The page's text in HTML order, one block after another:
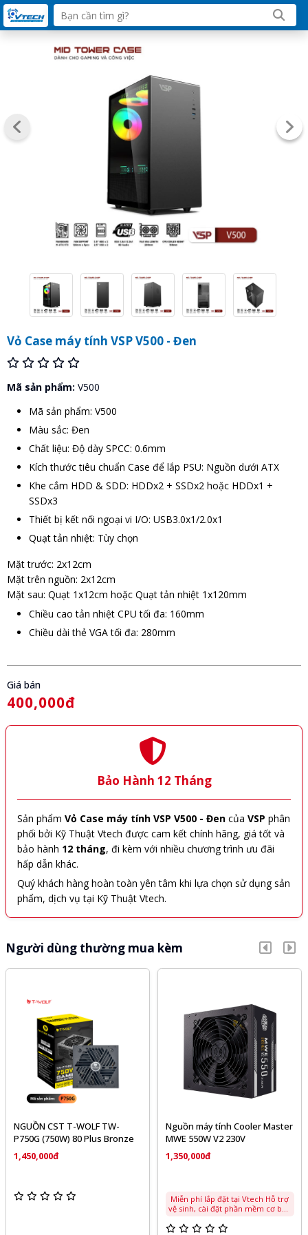
Vỏ Case máy tính VSP V500 - Đen
Mã sản phẩm: V500
Mã sản phẩm: V500
Màu sắc: Đen
Chất liệu: Độ dày SPCC: 0.6mm
Kích thước tiêu chuẩn Case để lắp PSU: Nguồn dưới ATX
Khe cắm HDD & SDD: HDDx2 + SSDx2 hoặc HDDx1 +
SSDx3
Thiết bị kết nối ngoại vi I/O: USB3.0x1/2.0x1
Quạt tản nhiệt: Tùy chọn
Mặt trước: 2x12cm
Mặt trên nguồn: 2x12cm
Mặt sau: Quạt 1x12cm hoặc Quạt tản nhiệt 1x120mm
Chiều cao tản nhiệt CPU tối đa: 160mm
Chiều dài thẻ VGA tối đa: 280mm
Giá bán
400,000đ
Bảo Hành 12 Tháng
Sản phẩm Vỏ Case máy tính VSP V500 - Đen của VSP phân
phối bởi Kỹ Thuật Vtech được cam kết chính hãng, giá tốt và
bảo hành 12 tháng, đi kèm với nhiều chương trình ưu đãi
hấp dẫn khác.
Quý khách hàng hoàn toàn yên tâm khi lựa chọn sử dụng sản
phẩm, dịch vụ tại Kỹ Thuật Vtech.
Người dùng thường mua kèm
NGUỒN CST T-WOLF TW-
P750G (750W) 80 Plus Bronze
1,450,000đ
Nguồn máy tính Cooler Master
MWE 550W V2 230V
1,350,000đ
Miễn phí lắp đặt tại Vtech Hỗ trợ
vệ sinh, cài đặt phần mềm cơ bản